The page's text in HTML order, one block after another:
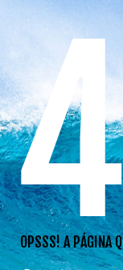
OPSSS! A PÁGINA